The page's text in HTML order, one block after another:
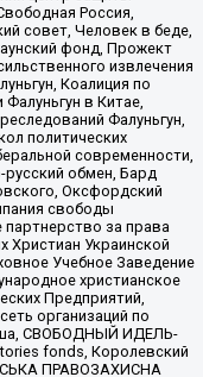
Россия,
совет, Человек в беде,
фонд, Прожект
извлечения
Коалиция по
в Китае,
Фалуньгун,
политических
современности,
обмен, Бард
Оксфордский
свободы
за права
Христиан Украинской
Учебное Заведение
христианское
Предприятий,
организаций по
СВОБОДНЫЙ ИДЕЛЬ-
fonds, Королевский
ПРАВОЗАХИСНА